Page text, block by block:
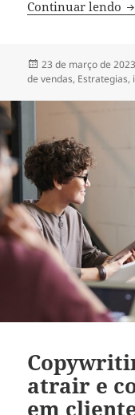
Continuar lendo
Publicado
em
23 de março de 2023
de vendas, Estrategias,
atrair e
em